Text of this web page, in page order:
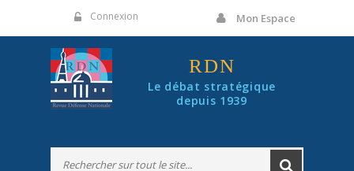
Connexion Mon Espace
RDN
Le débat stratégique
depuis 1939